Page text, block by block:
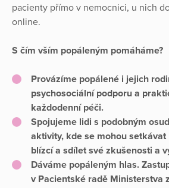
pacienty přímo v nemocnici, u nich
online.
S čím vším popáleným pomáháme?
Provázíme popálené i jejich
psychosociální podporu a
každodenní péči.
Spojujeme lidi s podobným
aktivity, kde se mohou
blízcí a sdílet své zkušenosti a
Dáváme popáleným hlas.
v Pacientské radě Ministerstva